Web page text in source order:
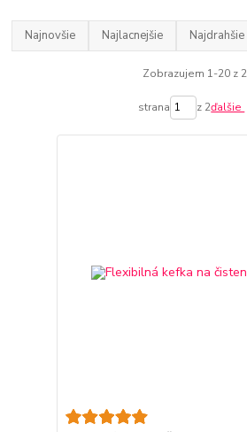
Najnovšie Najlacnejšie Najdrahšie
Zobrazujem 1-20 z
strana z 2ďalšie